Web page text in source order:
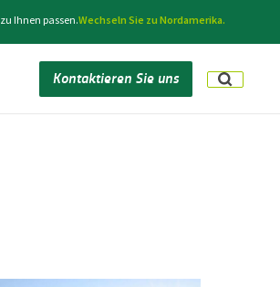
Ihnen passen.Wechseln Sie zu Nordamerika.
Kontaktieren Sie uns